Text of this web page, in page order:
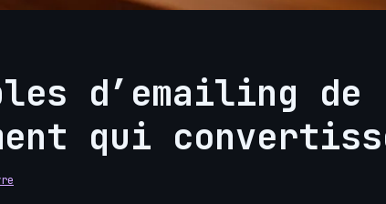
d’emailing de
qui